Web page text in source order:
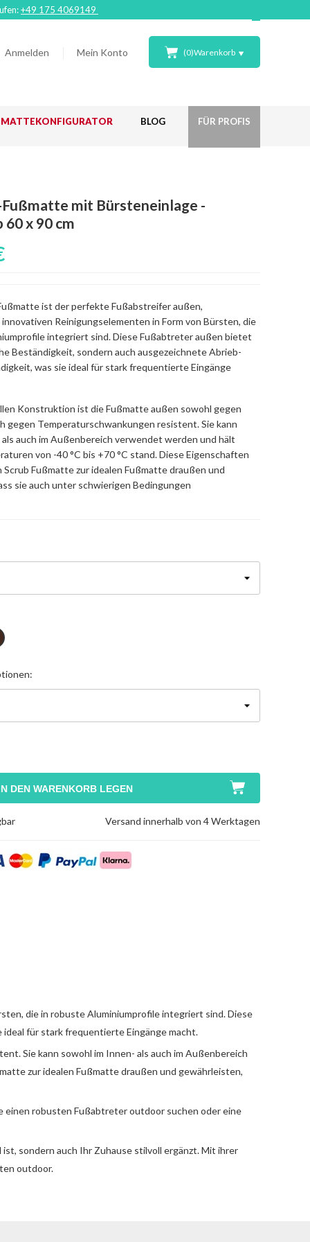
+49 175 4069149
Anmelden Mein Konto (0)Warenkorb
BLOG FÜR PROFIS
mit Bürsteneinlage -
60 x 90 cm
ist der perfekte Fußabstreifer außen,
Reinigungselementen in Form von Bürsten, die
integriert sind. Diese Fußabtreter außen bietet
Beständigkeit, sondern auch ausgezeichnete Abrieb-
was sie ideal für stark frequentierte Eingänge
Konstruktion ist die Fußmatte außen sowohl gegen
gegen Temperaturschwankungen resistent. Sie kann
auch im Außenbereich verwendet werden und hält
von -40 °C bis +70 °C stand. Diese Eigenschaften
Scrub Fußmatte zur idealen Fußmatte draußen und
sie auch unter schwierigen Bedingungen
DEN WARENKORB LEGEN
Versand innerhalb von 4 Werktagen
die in robuste Aluminiumprofile integriert sind. Diese
für stark frequentierte Eingänge macht.
Sie kann sowohl im Innen- als auch im Außenbereich
zur idealen Fußmatte draußen und gewährleisten,
einen robusten Fußabtreter outdoor suchen oder eine
sondern auch Ihr Zuhause stilvoll ergänzt. Mit ihrer
outdoor.